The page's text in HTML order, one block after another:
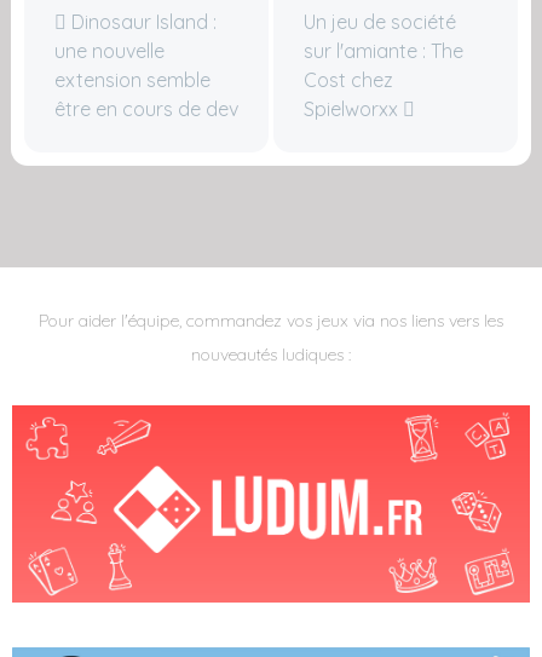
Dinosaur Island :
une nouvelle
extension semble
être en cours de dev
Un jeu de société
sur l'amiante : The
Cost chez
Spielworxx
Pour aider l'équipe, commandez vos jeux via nos liens vers les
nouveautés ludiques :